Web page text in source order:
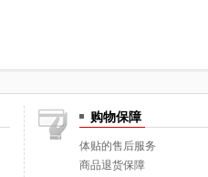
购物保障
体贴的售后服务
商品退货保障